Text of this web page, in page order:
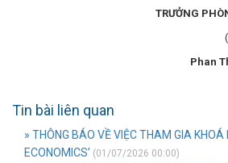
TRƯỞNG
Phan
Tin bài liên quan
» THÔNG BÁO VỀ VIỆC THAM GIA KHOÁ
ECONOMICS’ (01/07/2026 00:00)